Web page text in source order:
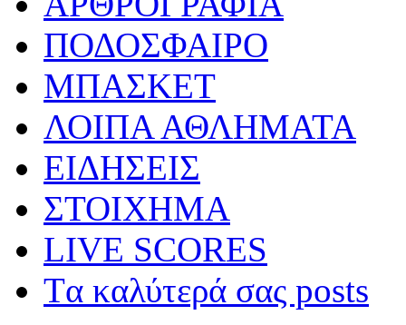
ΠΟΔΟΣΦΑΙΡΟ
ΜΠΑΣΚΕΤ
ΛΟΙΠΑ ΑΘΛΗΜΑΤΑ
ΕΙΔΗΣΕΙΣ
ΣΤΟΙΧΗΜΑ
LIVE SCORES
Tα καλύτερά σας posts